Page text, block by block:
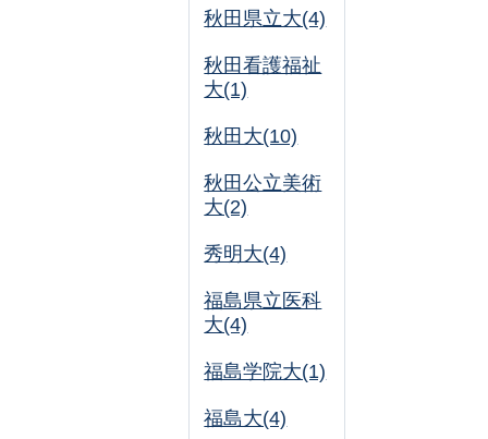
秋田県立大(4)
秋田看護福祉
大(1)
秋田大(10)
秋田公立美術
大(2)
秀明大(4)
福島県立医科
大(4)
福島学院大(1)
福島大(4)